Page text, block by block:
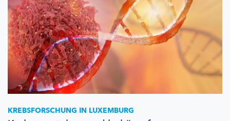
KREBSFORSCHUNG IN LUXEMBURG